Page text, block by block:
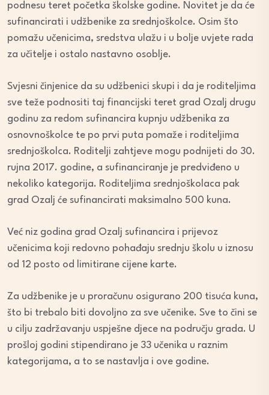
podnesu teret početka školske godine. Novitet je da će
sufinancirati i udžbenike za srednjoškolce. Osim što
pomažu učenicima, sredstva ulažu i u bolje uvjete rada
za učitelje i ostalo nastavno osoblje.
Svjesni činjenice da su udžbenici skupi i da je roditeljima
sve teže podnositi taj financijski teret grad Ozalj drugu
godinu za redom sufinancira kupnju udžbenika za
osnovnoškolce te po prvi puta pomaže i roditeljima
srednjoškolca. Roditelji zahtjeve mogu podnijeti do 30.
rujna 2017. godine, a sufinanciranje je predviđeno u
nekoliko kategorija. Roditeljima srednjoškolaca pak
grad Ozalj će sufinancirati maksimalno 500 kuna.
Već niz godina grad Ozalj sufinancira i prijevoz
učenicima koji redovno pohađaju srednju školu u iznosu
od 12 posto od limitirane cijene karte.
Za udžbenike je u proračunu osigurano 200 tisuća kuna,
što bi trebalo biti dovoljno za sve učenike. Sve to čini se
u cilju zadržavanju uspješne djece na području grada. U
prošloj godini stipendirano je 33 učenika u raznim
kategorijama, a to se nastavlja i ove godine.